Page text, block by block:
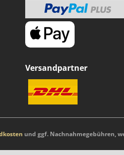
Versandpartner
und ggf. Nachnahmegebühren,